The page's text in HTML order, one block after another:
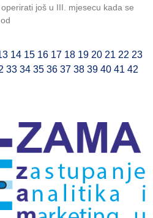
još u III. mjesecu kada se
14 15 16 17 18 19 20 21 22 23
33 34 35 36 37 38 39 40 41 42